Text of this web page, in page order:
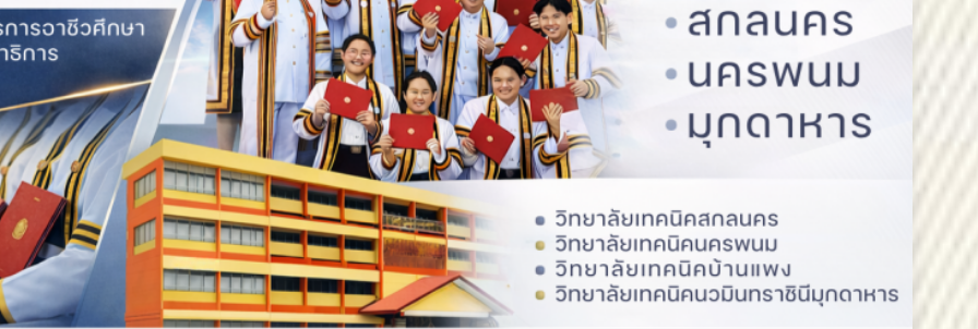
สถาบันการอาชีวศึกษาภาคตะวันออกเฉียงเหนือ 2 ขอแสดงความยินดี